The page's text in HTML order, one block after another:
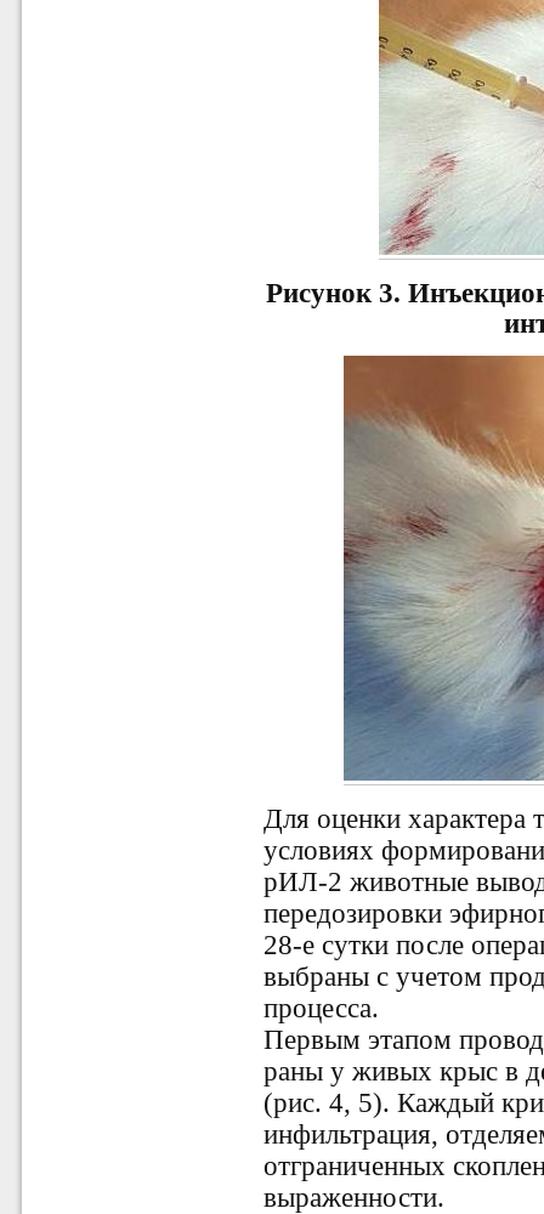
Рисунок 3.
Для оценки характера
условиях
рИЛ-2 животные
передозировки
28-е сутки после
выбраны с учетом
процесса.
Первым этапом
раны у живых крыс в
(рис. 4, 5). Каждый
инфильтрация,
отграниченных
выраженности.